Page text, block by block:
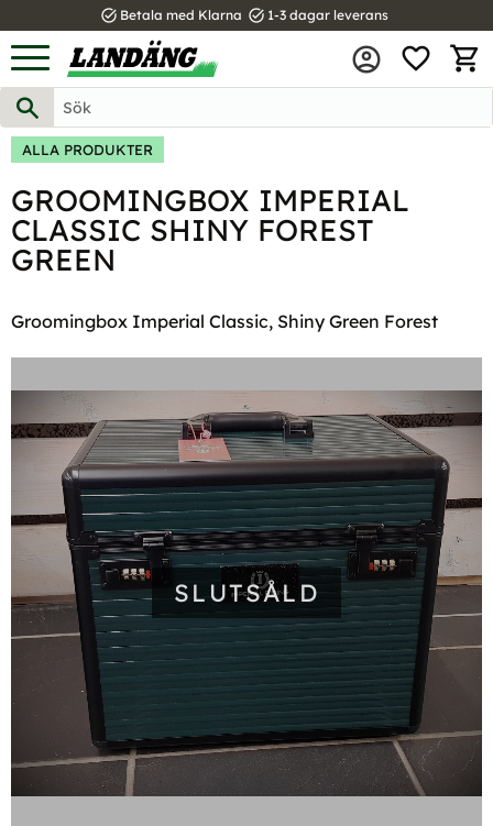
Meny
task_alt Betala med Klarna task_alt 1-3 dagar leverans
ALLA PRODUKTER
GROOMINGBOX IMPERIAL
CLASSIC SHINY FOREST
GREEN
Groomingbox Imperial Classic, Shiny Green Forest
SLUTSÅLD